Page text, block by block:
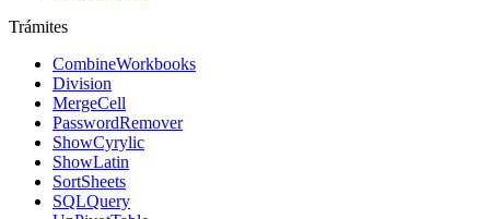
Trámites
CombineWorkbooks
Division
MergeCell
PasswordRemover
ShowCyrylic
ShowLatin
SortSheets
SQLQuery